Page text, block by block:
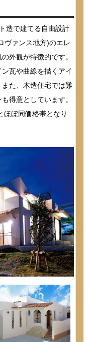
造で建てる自由設計
ヴァンス地方)のエレ
外観が特徴的です。
瓦や曲線を描くアイ
た、木造住宅では難
得意としています。
ほぼ同価格帯となり